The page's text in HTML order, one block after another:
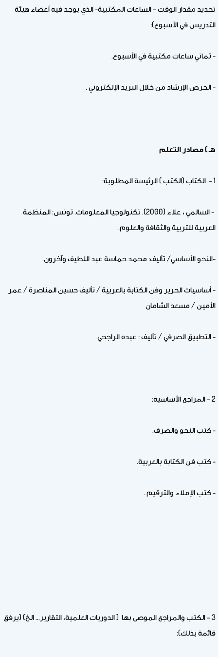
تحديد مقدار الوقت – الساعات المكتبية- الذي يوجد فيه أعضاء هيئة
التدريس في الأسبوع):
- ثماني ساعات مكتبية في الأسبوع.
- الحرص الإرشاد من خلال البريد الإلكتروني .
هـ ) مصادر التعلم
1 – الكتاب (الكتب ) الرئيسة المطلوبة:
- السالمي ، علاء (2000). تكنولوجيا المعلومات. تونس: المنظمة
العربية للتربية والثقافة والعلوم.
-النحو الأساسي/ تأليف: محمد حماسة عبد اللطيف وآخرون.
- أساسيات الحرير وفن الكتابة بالعربية / تأليف حسين المناصرة / عمر
الأمين / مسعد الشامان
- التطبيق الصرفي / تأليف : عبده الراجحي
2 – المراجع الأساسية:
- كتب النحو والصرف.
- كتب فن الكتابة بالعربية.
- كتب الإملاء والترقيم .
3 – الكتب والمراجع الموصى بها ( الدوريات العلمية، التقارير... الخ) (يرفق
قائمة بذلك):